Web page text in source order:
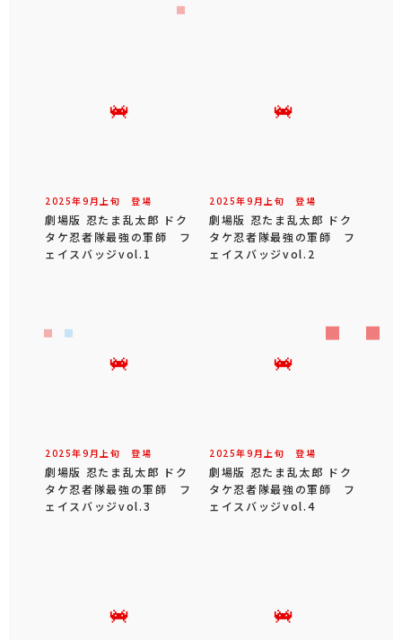
2025年9 月 上旬 登場
劇場版 忍たま乱太郎 ドク
タケ忍者隊最強の軍師 フ
ェイスバッジvol.1
2025年9 月 上旬 登場
劇場版 忍たま乱太郎 ドク
タケ忍者隊最強の軍師 フ
ェイスバッジvol.2
2025年9 月 上旬 登場
劇場版 忍たま乱太郎 ドク
タケ忍者隊最強の軍師 フ
ェイスバッジvol.3
2025年9 月 上旬 登場
劇場版 忍たま乱太郎 ドク
タケ忍者隊最強の軍師 フ
ェイスバッジvol.4